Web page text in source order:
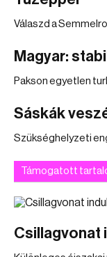
Válaszd a
Magyar:
Pakson egyetlen
Sáskák
Szükséghelyzeti
Támogatott
Csillagvonat